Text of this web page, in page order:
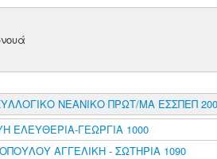
ΝΕΑΝΙΚΟ ΠΡΩΤ/ΜΑ ΕΣΣΠΕΠ
ΕΛΕΥΘΕΡΙΑ-ΓΕΩΡΓΙΑ 1000
ΑΓΓΕΛΙΚΗ - ΣΩΤΗΡΙΑ 1090